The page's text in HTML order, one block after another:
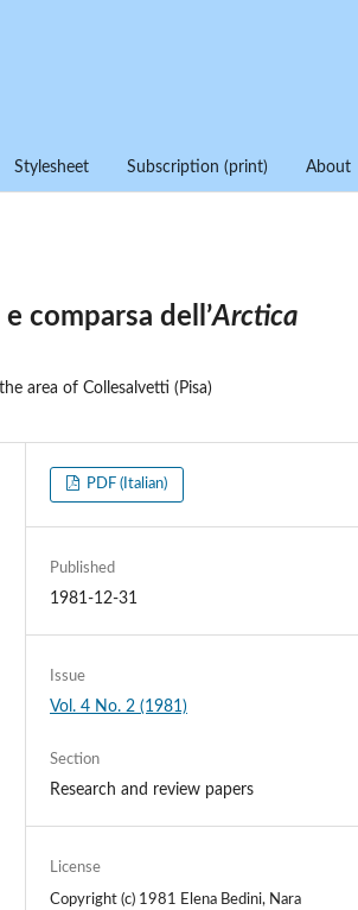
Stylesheet Subscription (print) About
comparsa dell’Arctica
area of Collesalvetti (Pisa)
PDF (Italian)
Published
1981-12-31
Issue
Vol. 4 No. 2 (1981)
Section
Research and review papers
License
Copyright (c) 1981 Elena Bedini, Nara